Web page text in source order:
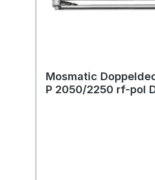
Mosmatic
P 2050/2250 rf-pol